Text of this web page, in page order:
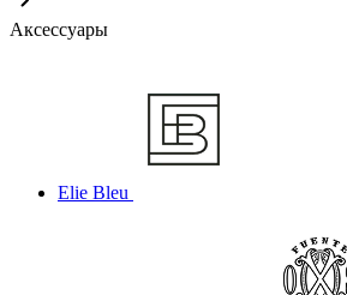
Аксессуары
Elie Bleu